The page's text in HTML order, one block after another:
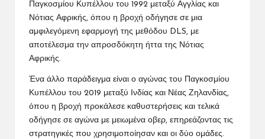
Παγκοσμίου Κυπέλλου του 1992 μεταξύ Αγγλίας και
Νότιας Αφρικής, όπου η βροχή οδήγησε σε μια
αμφιλεγόμενη εφαρμογή της μεθόδου DLS, με
αποτέλεσμα την απροσδόκητη ήττα της Νότιας
Αφρικής.
Ένα άλλο παράδειγμα είναι ο αγώνας του Παγκοσμίου
Κυπέλλου του 2019 μεταξύ Ινδίας και Νέας Ζηλανδίας,
όπου η βροχή προκάλεσε καθυστερήσεις και τελικά
οδήγησε σε αγώνα με μειωμένα οβερ, επηρεάζοντας τις
στρατηγικές που χρησιμοποίησαν και οι δύο ομάδες.